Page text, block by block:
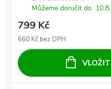
Můžeme doručit do
799 Kč
660 Kč bez DPH